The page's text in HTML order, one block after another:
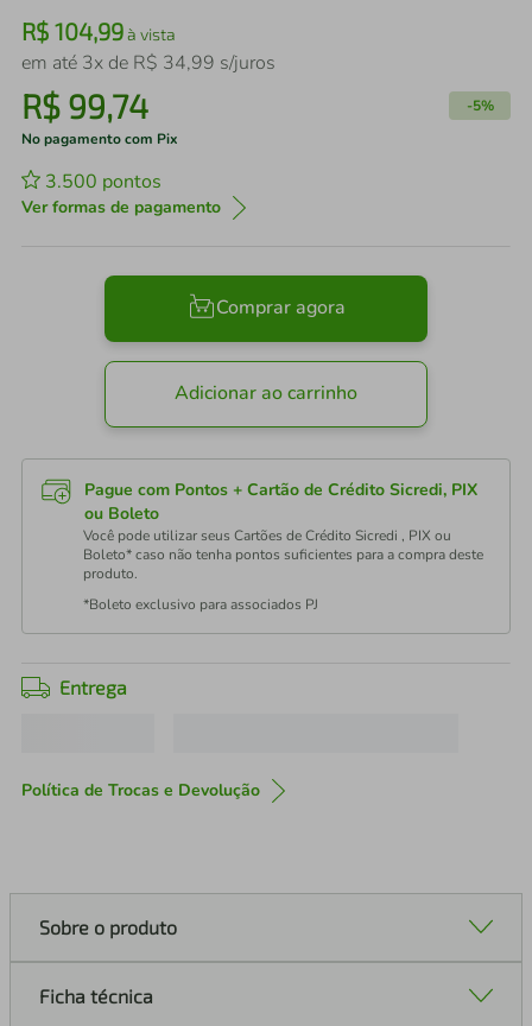
R$ 104,99à vista
em até 3x de R$ 34,99 s/juros
R$ 99,74 -5%
No pagamento com Pix
3.500 pontos
Ver formas de pagamento
Comprar agora
Adicionar ao carrinho
Pague com Pontos + Cartão de Crédito Sicredi, PIX
ou Boleto
Você pode utilizar seus Cartões de Crédito Sicredi , PIX ou
Boleto* caso não tenha pontos suficientes para a compra deste
produto.
*Boleto exclusivo para associados PJ
Entrega
Política de Trocas e Devolução
Sobre o produto
Ficha técnica